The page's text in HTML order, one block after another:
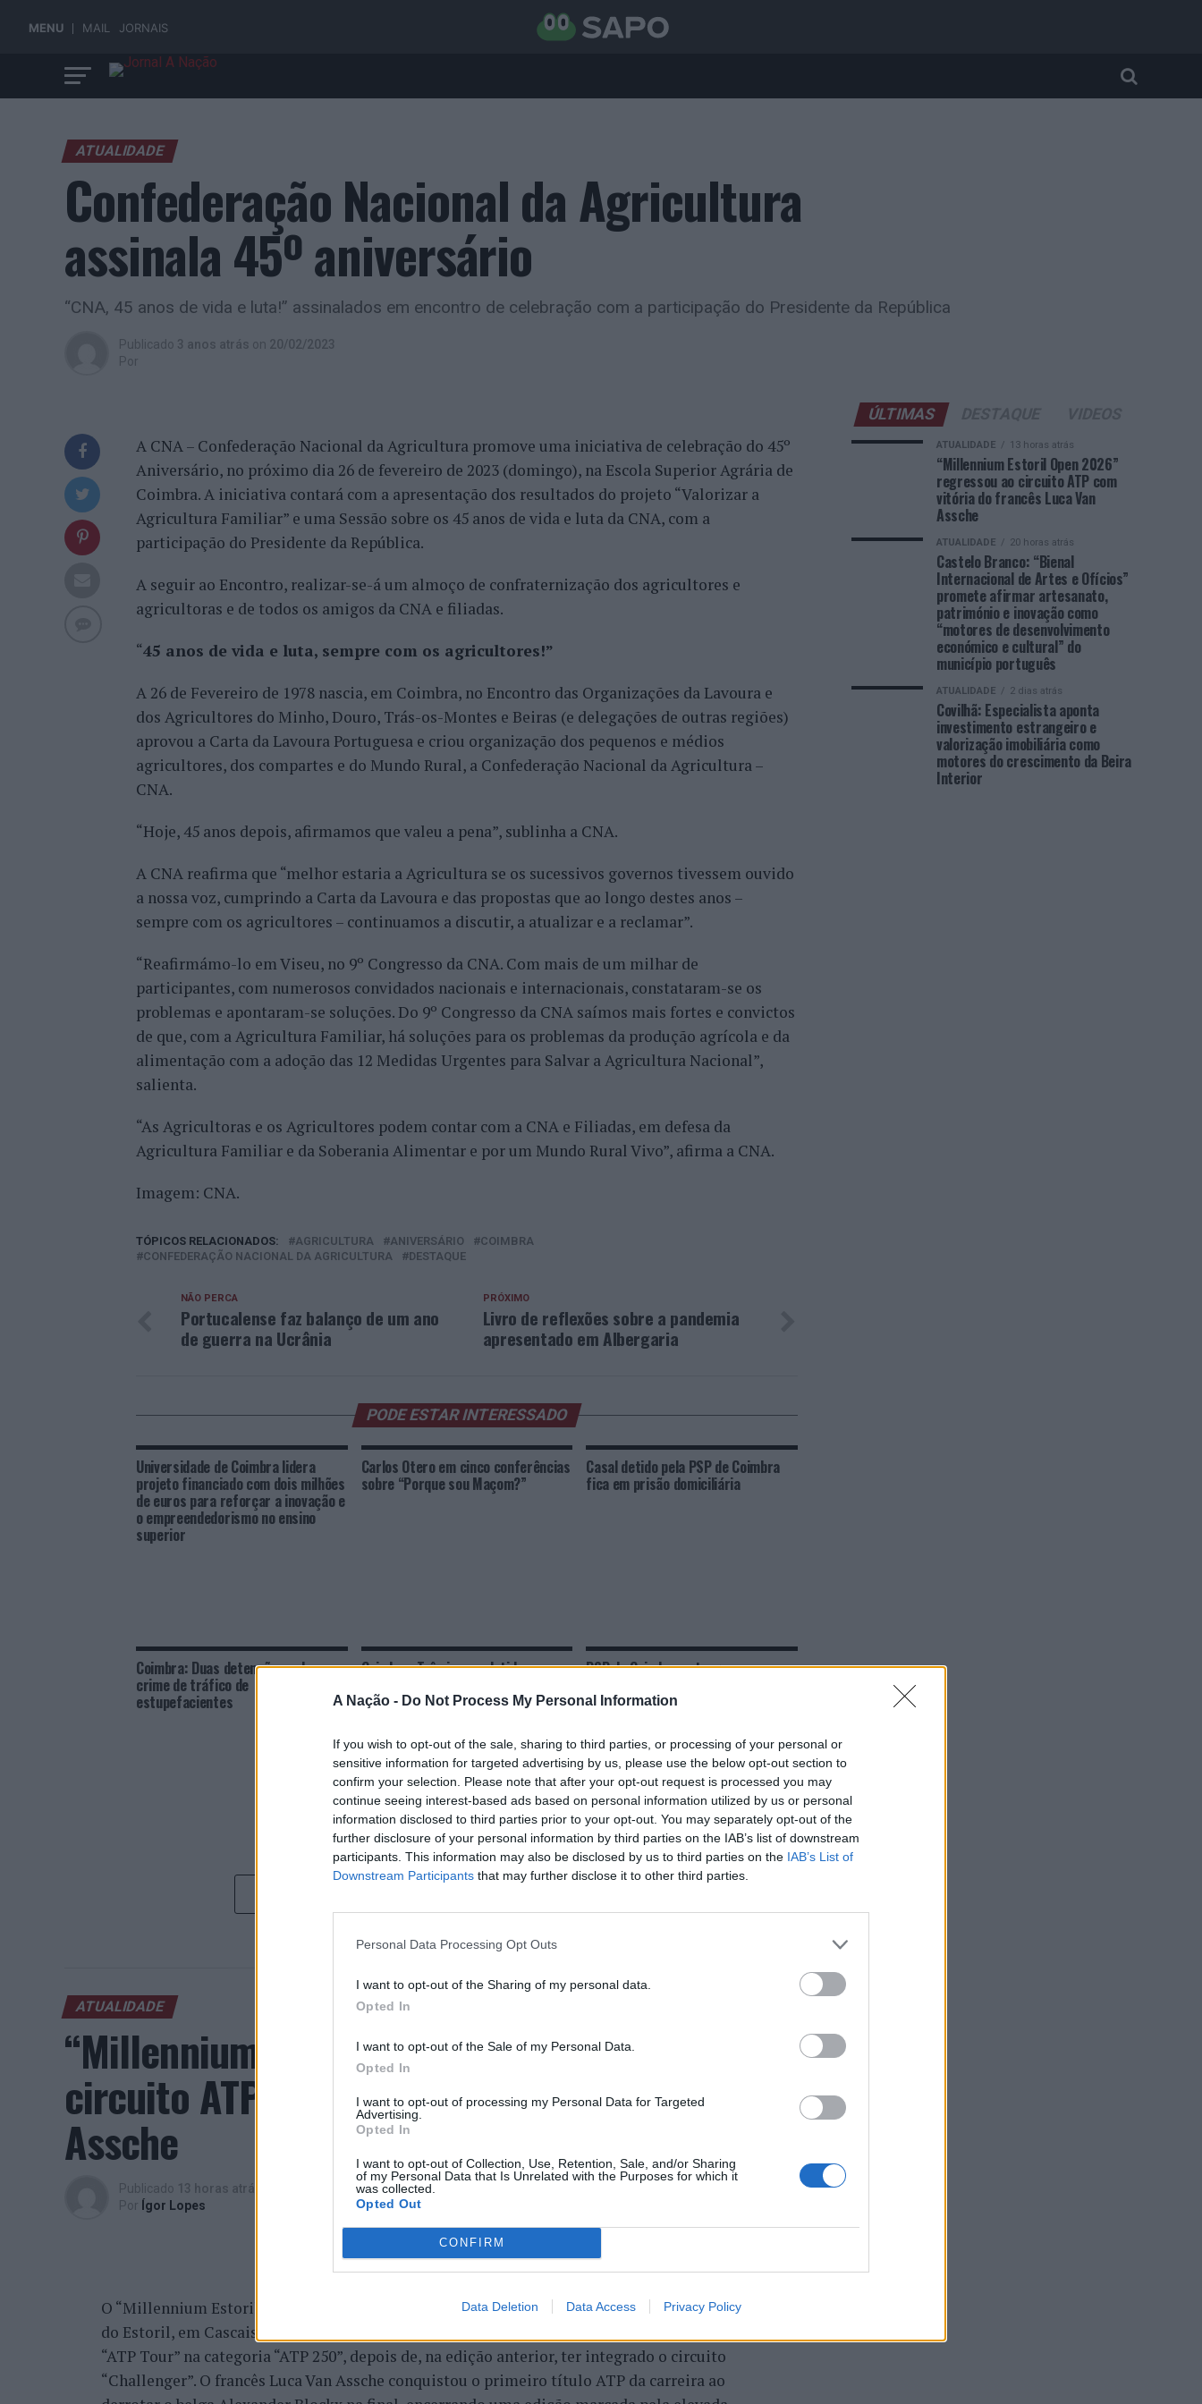
A Nação - Do Not Process My Personal Information
If you wish to opt-out of the sale, sharing to third parties, or processing of your personal or
sensitive information for targeted advertising by us, please use the below opt-out section to
confirm your selection. Please note that after your opt-out request is processed you may
continue seeing interest-based ads based on personal information utilized by us or personal
information disclosed to third parties prior to your opt-out. You may separately opt-out of the
further disclosure of your personal information by third parties on the IAB’s list of downstream
participants. This information may also be disclosed by us to third parties on the IAB’s List of
Downstream Participants that may further disclose it to other third parties.
Personal Data Processing Opt Outs
I want to opt-out of the Sharing of my personal data.
Opted In
I want to opt-out of the Sale of my Personal Data.
Opted In
I want to opt-out of processing my Personal Data for Targeted
Advertising.
Opted In
I want to opt-out of Collection, Use, Retention, Sale, and/or Sharing
of my Personal Data that Is Unrelated with the Purposes for which it
was collected.
Opted Out
CONFIRM
Data Deletion Data Access Privacy Policy
MENU MAIL JORNAIS
ATUALIDADE
Confederação Nacional da Agricultura
assinala 45º aniversário
“CNA, 45 anos de vida e luta!” assinalados em encontro de celebração com a participação do Presidente da República
Publicado 3 anos atrás on 20/02/2023
Por
A CNA – Confederação Nacional da Agricultura promove uma iniciativa de celebração do 45º
Aniversário, no próximo dia 26 de fevereiro de 2023 (domingo), na Escola Superior Agrária de
Coimbra. A iniciativa contará com a apresentação dos resultados do projeto “Valorizar a
Agricultura Familiar” e uma Sessão sobre os 45 anos de vida e luta da CNA, com a
participação do Presidente da República.
A seguir ao Encontro, realizar-se-á um almoço de confraternização dos agricultores e
agricultoras e de todos os amigos da CNA e filiadas.
“45 anos de vida e luta, sempre com os agricultores!”
A 26 de Fevereiro de 1978 nascia, em Coimbra, no Encontro das Organizações da Lavoura e
dos Agricultores do Minho, Douro, Trás-os-Montes e Beiras (e delegações de outras regiões)
aprovou a Carta da Lavoura Portuguesa e criou organização dos pequenos e médios
agricultores, dos compartes e do Mundo Rural, a Confederação Nacional da Agricultura –
CNA.
“Hoje, 45 anos depois, afirmamos que valeu a pena”, sublinha a CNA.
A CNA reafirma que “melhor estaria a Agricultura se os sucessivos governos tivessem ouvido
a nossa voz, cumprindo a Carta da Lavoura e das propostas que ao longo destes anos –
sempre com os agricultores – continuamos a discutir, a atualizar e a reclamar”.
“Reafirmámo-lo em Viseu, no 9º Congresso da CNA. Com mais de um milhar de
participantes, com numerosos convidados nacionais e internacionais, constataram-se os
problemas e apontaram-se soluções. Do 9º Congresso da CNA saímos mais fortes e convictos
de que, com a Agricultura Familiar, há soluções para os problemas da produção agrícola e da
alimentação com a adoção das 12 Medidas Urgentes para Salvar a Agricultura Nacional”,
salienta.
“As Agricultoras e os Agricultores podem contar com a CNA e Filiadas, em defesa da
Agricultura Familiar e da Soberania Alimentar e por um Mundo Rural Vivo”, afirma a CNA.
Imagem: CNA.
TÓPICOS RELACIONADOS: AGRICULTURA ANIVERSÁRIO
COIMBRA
CONFEDERAÇÃO NACIONAL DA AGRICULTURA
DESTAQUE
PRÓXIMO
Livro de reflexões sobre a pandemia
apresentado em Albergaria
NÃO PERCA
Portucalense faz balanço de um ano
de guerra na Ucrânia
PODE ESTAR INTERESSADO
Universidade de Coimbra lidera
projeto financiado com dois milhões
de euros para reforçar a inovação e
o empreendedorismo no ensino
superior
Carlos Otero em cinco conferências
sobre “Porque sou Maçom?”
Casal detido pela PSP de Coimbra
fica em prisão domiciliária
Coimbra: Duas detenções pelo
crime de tráfico de
estupefacientes
Coimbra: Três jovens detidos por PSP de Coimbra entrega armas e
ATUALIDADE
“Millennium Estoril Open 2026” regressou ao
circuito ATP com vitória do francês Luca Van
Assche
Publicado 13 horas atrás
Por Ígor Lopes
O “Millennium Estoril Open 2026” decorreu entre os dias 18 e 26 de julho, no Clube de Ténis
do Estoril, em Cascais, a oeste de Lisboa, assinalando o regresso da competição ao circuito
“ATP Tour” na categoria “ATP 250”, depois de, na edição anterior, ter integrado o circuito
“Challenger”. O francês Luca Van Assche conquistou o primeiro título ATP da carreira ao
ÚLTIMAS
ATUALIDADE 13 horas atrás
“Millennium Estoril Open 2026”
regressou ao circuito ATP com
vitória do francês Luca Van
Assche
ATUALIDADE 20 horas atrás
Castelo Branco: “Bienal
Internacional de Artes e Ofícios”
promete afirmar artesanato,
património e inovação como
“motores de desenvolvimento
económico e cultural” do
município português
ATUALIDADE 2 dias atrás
Covilhã: Especialista aponta
investimento estrangeiro e
valorização imobiliária como
motores do crescimento da Beira
Interior